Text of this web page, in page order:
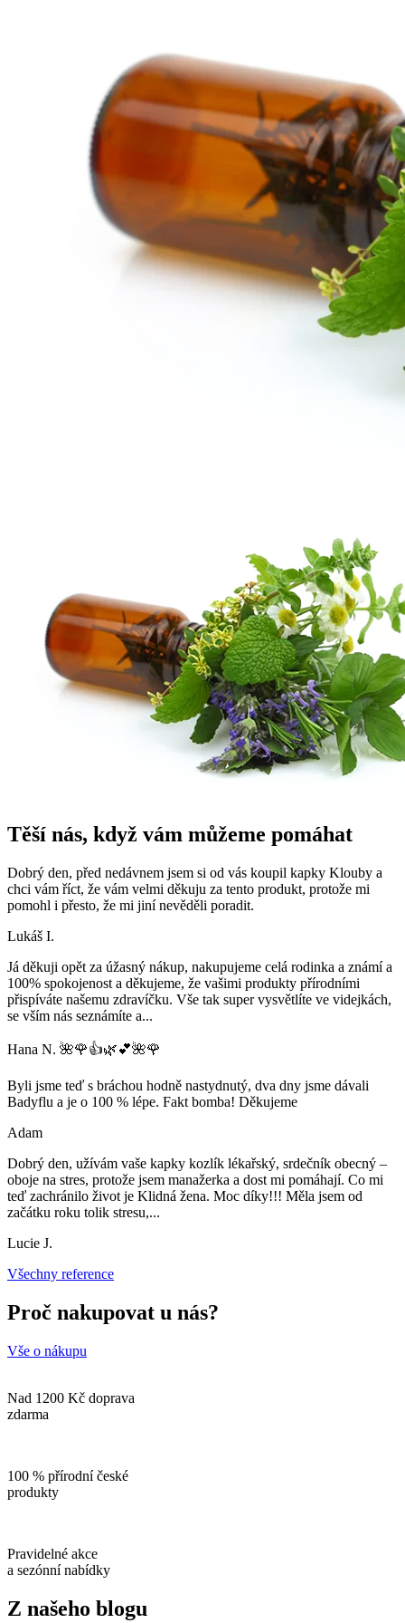
Těší nás, když vám můžeme pomáhat
Dobrý den, před nedávnem jsem si od vás koupil kapky Klouby a
chci vám říct, že vám velmi děkuju za tento produkt, protože mi
pomohl i přesto, že mi jiní nevěděli poradit.
Lukáš I.
Já děkuji opět za úžasný nákup, nakupujeme celá rodinka a známí a
100% spokojenost a děkujeme, že vašimi produkty přírodními
přispíváte našemu zdravíčku. Vše tak super vysvětlíte ve videjkách,
se vším nás seznámíte a...
Hana N. 🌺🌹👍🌿💕🌺🌹
Byli jsme teď s bráchou hodně nastydnutý, dva dny jsme dávali
Badyflu a je o 100 % lépe. Fakt bomba! Děkujeme
Adam
Dobrý den, užívám vaše kapky kozlík lékařský, srdečník obecný –
oboje na stres, protože jsem manažerka a dost mi pomáhají. Co mi
teď zachránilo život je Klidná žena. Moc díky!!! Měla jsem od
začátku roku tolik stresu,...
Lucie J.
Všechny reference
Proč nakupovat u nás?
Vše o nákupu
Nad 1200 Kč doprava
zdarma
100 % přírodní české
produkty
Pravidelné akce
a sezónní nabídky
Z našeho blogu